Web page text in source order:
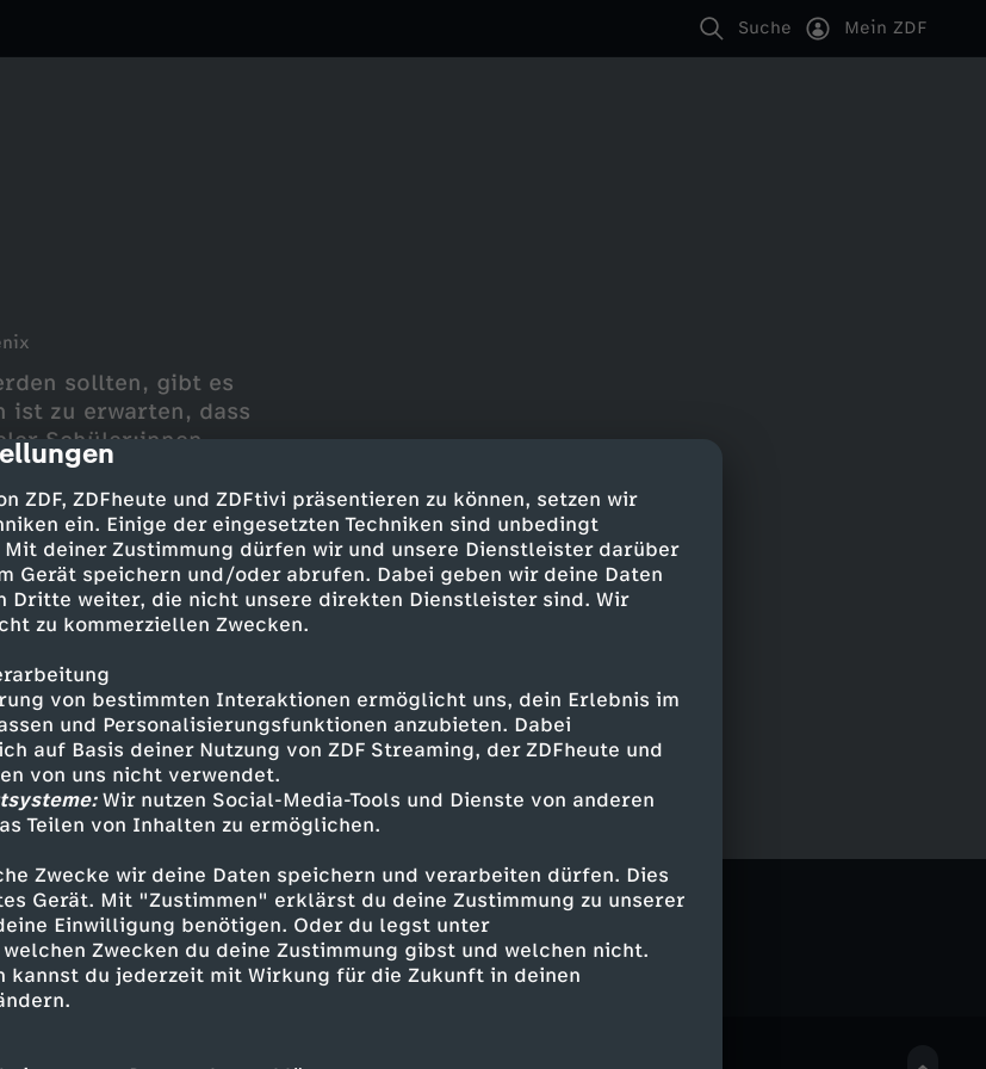
ZDF, ZDFheute und ZDFtivi präsentieren zu können, setzen wir
ein. Einige der eingesetzten Techniken sind unbedingt
deiner Zustimmung dürfen wir und unsere Dienstleister darüber
Gerät speichern und/oder abrufen. Dabei geben wir deine Daten
Dritte weiter, die nicht unsere direkten Dienstleister sind. Wir
zu kommerziellen Zwecken.
von bestimmten Interaktionen ermöglicht uns, dein Erlebnis im
und Personalisierungsfunktionen anzubieten. Dabei
auf Basis deiner Nutzung von ZDF Streaming, der ZDFheute und
von uns nicht verwendet.
Wir nutzen Social-Media-Tools und Dienste von anderen
Teilen von Inhalten zu ermöglichen.
Zwecke wir deine Daten speichern und verarbeiten dürfen. Dies
Gerät. Mit "Zustimmen" erklärst du deine Zustimmung zu unserer
Einwilligung benötigen. Oder du legst unter
Zwecken du deine Zustimmung gibst und welchen nicht.
kannst du jederzeit mit Wirkung für die Zukunft in deinen
Suche Mein ZDF
sollten, gibt es
ist zu erwarten, dass
Schüler:innen
entdecken
informativ phoenix plus